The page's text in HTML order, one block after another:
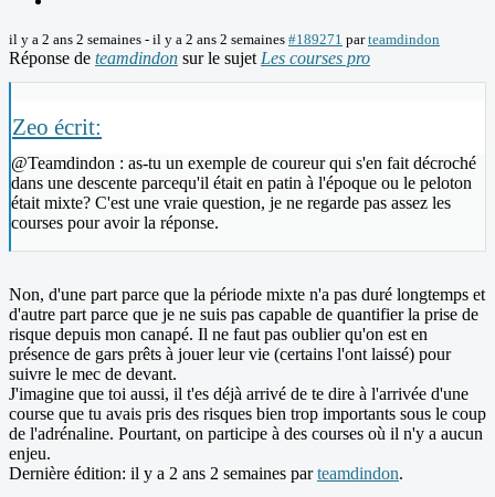
il y a 2 ans 2 semaines - il y a 2 ans 2 semaines #189271 parteamdindon
Réponse de teamdindon sur le sujet Les courses pro
Zeo écrit:
@Teamdindon : as-tu un exemple de coureur qui s'en fait décroché
dans une descente parcequ'il était en patin à l'époque ou le peloton
était mixte? C'est une vraie question, je ne regarde pas assez les
courses pour avoir la réponse.
Non, d'une part parce que la période mixte n'a pas duré longtemps et
d'autre part parce que je ne suis pas capable de quantifier la prise de
risque depuis mon canapé. Il ne faut pas oublier qu'on est en
présence de gars prêts à jouer leur vie (certains l'ont laissé) pour
suivre le mec de devant.
J'imagine que toi aussi, il t'es déjà arrivé de te dire à l'arrivée d'une
course que tu avais pris des risques bien trop importants sous le coup
de l'adrénaline. Pourtant, on participe à des courses où il n'y a aucun
enjeu.
Dernière édition: il y a 2 ans 2 semaines parteamdindon.